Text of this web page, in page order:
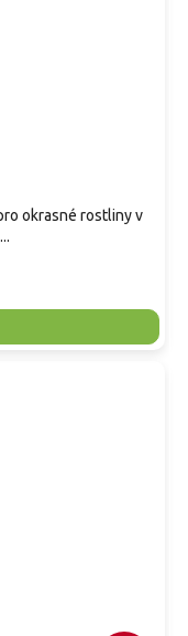
okrasné rostliny v